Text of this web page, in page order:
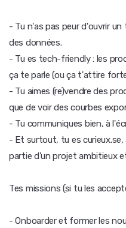
- Tu n'as pas peur d'ouvrir
des données.
- Tu es tech-friendly : les
ça te parle (ou ça t'attire
- Tu aimes (re)vendre des
que de voir des courbes
- Tu communiques bien, à
- Et surtout, tu es
partie d'un projet ambitieux
Tes missions (si tu les
- Onboarder et former les